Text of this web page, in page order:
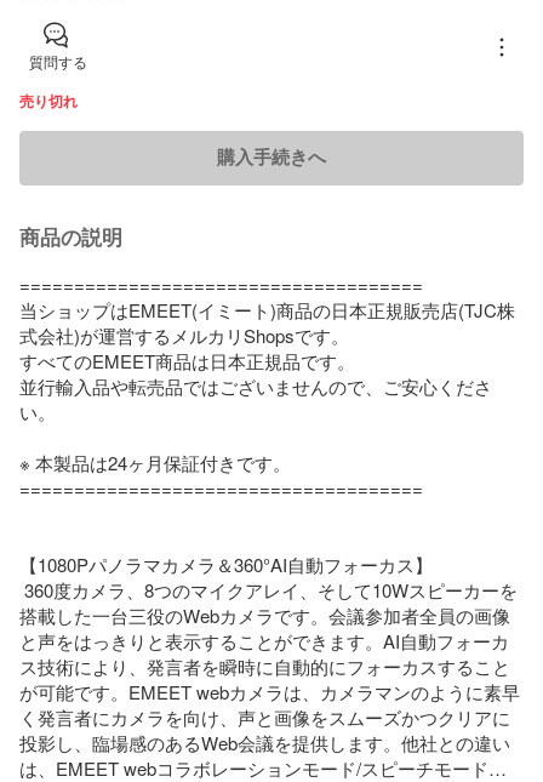
質問する
売り切れ
購入手続きへ
商品の説明
=====================================
当ショップはEMEET(イミート)商品の日本正規販売店(TJC株
式会社)が運営するメルカリShopsです。
すべてのEMEET商品は日本正規品です。
並行輸入品や転売品ではございませんので、ご安心くださ
い。
※ 本製品は24ヶ月保証付きです。
=====================================
【1080Pパノラマカメラ＆360°AI自動フォーカス】
360度カメラ、8つのマイクアレイ、そして10Wスピーカーを
搭載した一台三役のWebカメラです。会議参加者全員の画像
と声をはっきりと表示することができます。AI自動フォーカ
ス技術により、発言者を瞬時に自動的にフォーカスすること
が可能です。EMEET webカメラは、カメラマンのように素早
く発言者にカメラを向け、声と画像をスムーズかつクリアに
投影し、臨場感のあるWeb会議を提供します。他社との違い
は、EMEET webコラボレーションモード/スピーチモード